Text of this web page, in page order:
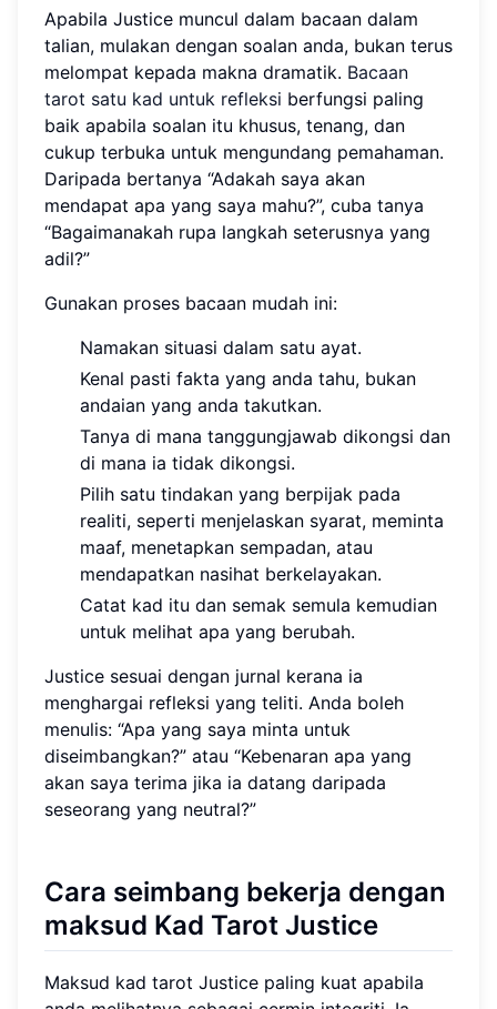
Apabila Justice muncul dalam bacaan dalam
talian, mulakan dengan soalan anda, bukan terus
melompat kepada makna dramatik. Bacaan
tarot satu kad untuk refleksi berfungsi paling
baik apabila soalan itu khusus, tenang, dan
cukup terbuka untuk mengundang pemahaman.
Daripada bertanya “Adakah saya akan
mendapat apa yang saya mahu?”, cuba tanya
“Bagaimanakah rupa langkah seterusnya yang
adil?”
Gunakan proses bacaan mudah ini:
Namakan situasi dalam satu ayat.
Kenal pasti fakta yang anda tahu, bukan
andaian yang anda takutkan.
Tanya di mana tanggungjawab dikongsi dan
di mana ia tidak dikongsi.
Pilih satu tindakan yang berpijak pada
realiti, seperti menjelaskan syarat, meminta
maaf, menetapkan sempadan, atau
mendapatkan nasihat berkelayakan.
Catat kad itu dan semak semula kemudian
untuk melihat apa yang berubah.
Justice sesuai dengan jurnal kerana ia
menghargai refleksi yang teliti. Anda boleh
menulis: “Apa yang saya minta untuk
diseimbangkan?” atau “Kebenaran apa yang
akan saya terima jika ia datang daripada
seseorang yang neutral?”
Cara seimbang bekerja dengan
maksud Kad Tarot Justice
Maksud kad tarot Justice paling kuat apabila